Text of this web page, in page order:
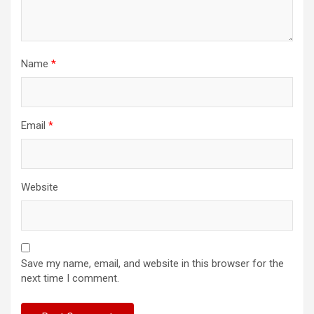
Name *
Email *
Website
Save my name, email, and website in this browser for the
next time I comment.